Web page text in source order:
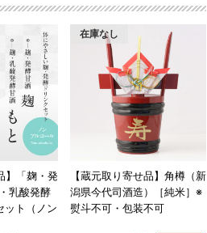
】「麹・発
乳酸発酵
ット（ノン
【蔵元取り寄せ品】角樽（新
潟県今代司酒造）［純米］※
熨斗不可・包装不可
在庫なし